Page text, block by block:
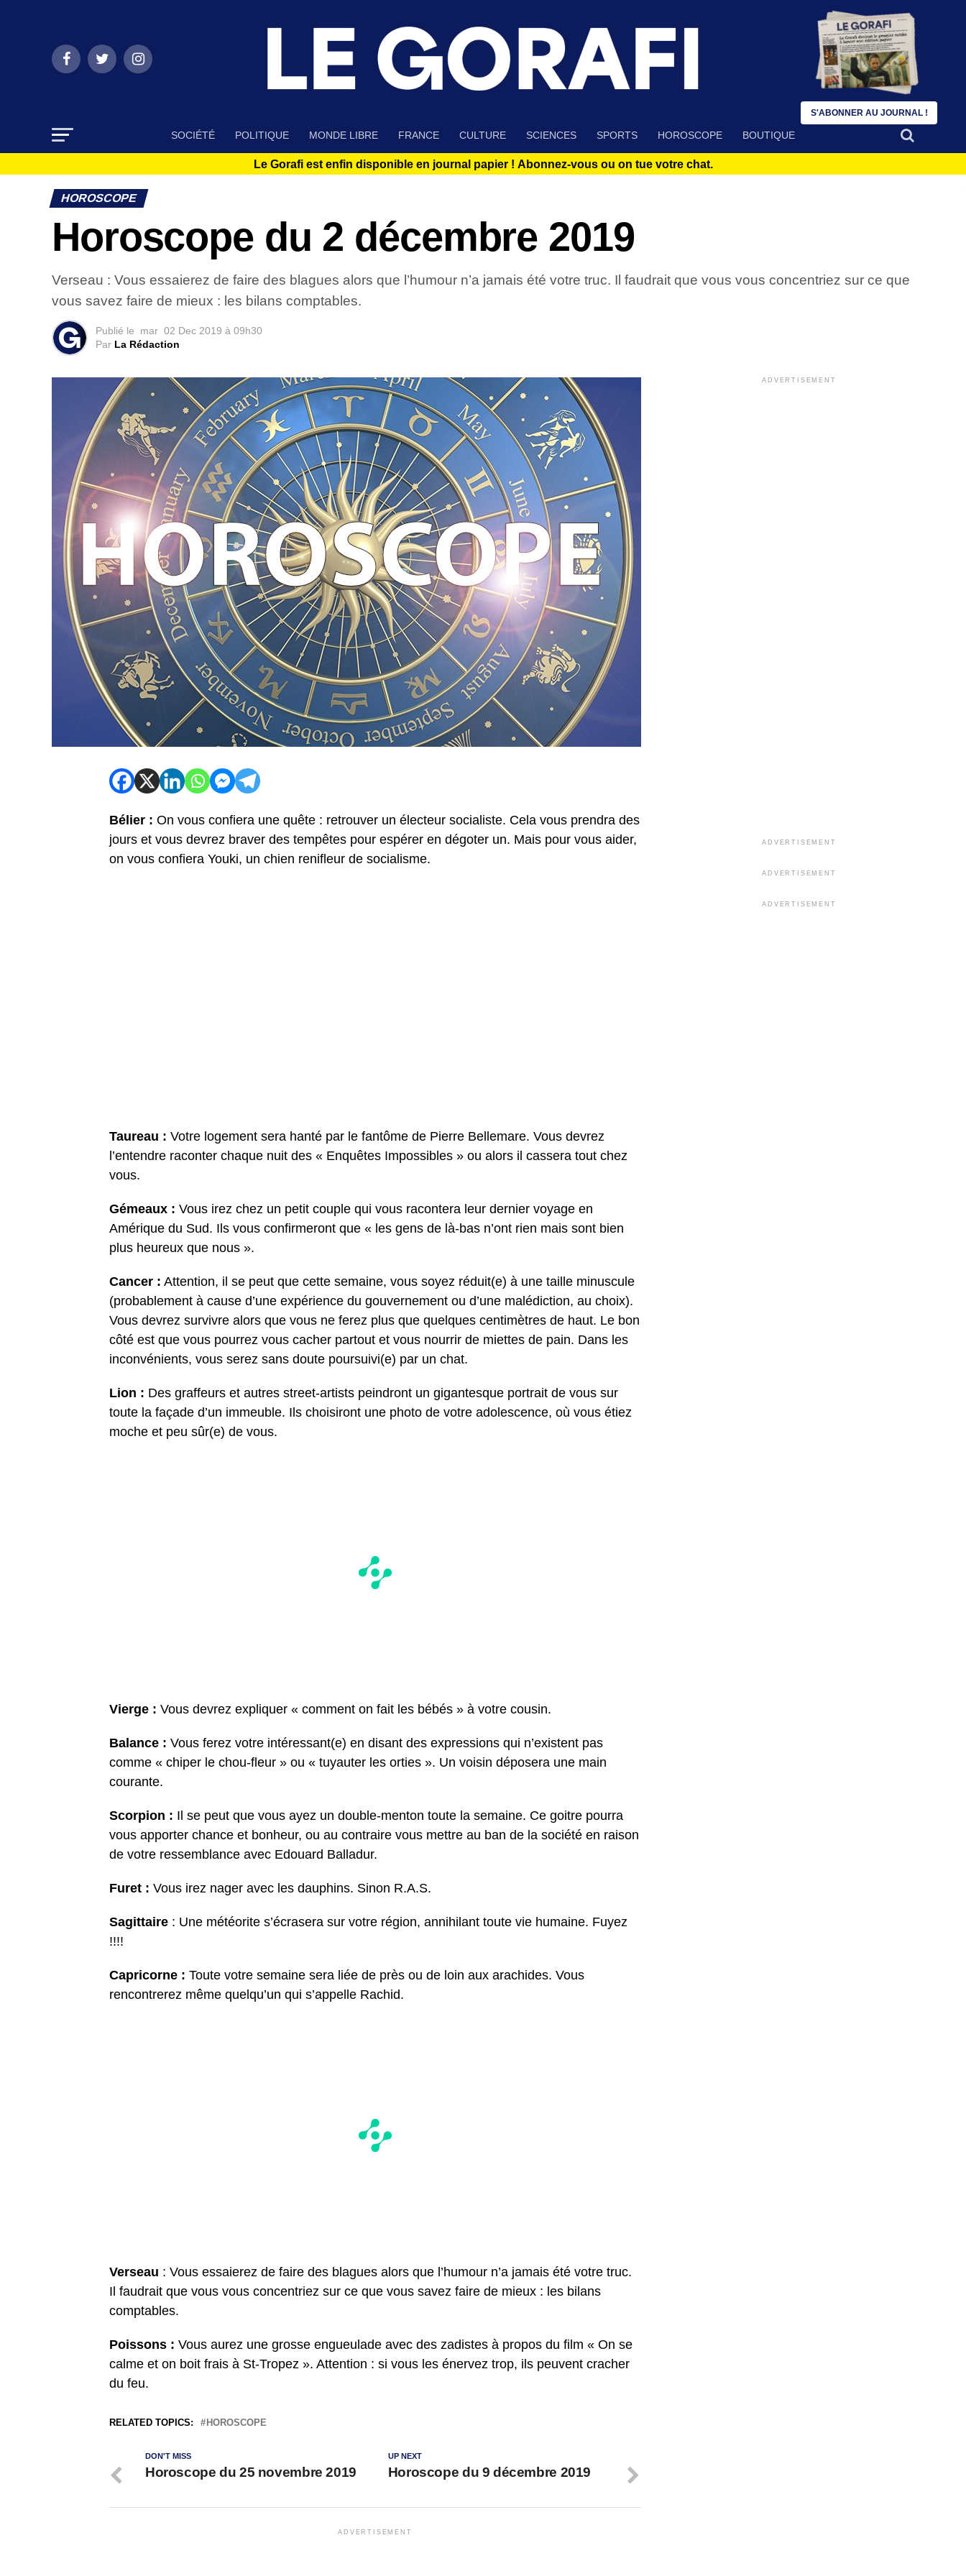
SOCIÉTÉ POLITIQUE MONDE LIBRE FRANCE CULTURE SCIENCES SPORTS HOROSCOPE BOUTIQUE
Le Gorafi est enfin disponible en journal papier ! Abonnez-vous ou on tue votre chat.
HOROSCOPE
Horoscope du 2 décembre 2019
Verseau : Vous essaierez de faire des blagues alors que l’humour n’a jamais été votre truc. Il faudrait que vous vous concentriez sur ce que
vous savez faire de mieux : les bilans comptables.
Publié le mar 02 Dec 2019 à 09h30
Par La Rédaction
Bélier : On vous confiera une quête : retrouver un électeur socialiste. Cela vous prendra des
jours et vous devrez braver des tempêtes pour espérer en dégoter un. Mais pour vous aider,
on vous confiera Youki, un chien renifleur de socialisme.
Taureau : Votre logement sera hanté par le fantôme de Pierre Bellemare. Vous devrez
l’entendre raconter chaque nuit des « Enquêtes Impossibles » ou alors il cassera tout chez
vous.
Gémeaux : Vous irez chez un petit couple qui vous racontera leur dernier voyage en
Amérique du Sud. Ils vous confirmeront que « les gens de là-bas n’ont rien mais sont bien
plus heureux que nous ».
Cancer : Attention, il se peut que cette semaine, vous soyez réduit(e) à une taille minuscule
(probablement à cause d’une expérience du gouvernement ou d’une malédiction, au choix).
Vous devrez survivre alors que vous ne ferez plus que quelques centimètres de haut. Le bon
côté est que vous pourrez vous cacher partout et vous nourrir de miettes de pain. Dans les
inconvénients, vous serez sans doute poursuivi(e) par un chat.
Lion : Des graffeurs et autres street-artists peindront un gigantesque portrait de vous sur
toute la façade d’un immeuble. Ils choisiront une photo de votre adolescence, où vous étiez
moche et peu sûr(e) de vous.
Vierge : Vous devrez expliquer « comment on fait les bébés » à votre cousin.
Balance : Vous ferez votre intéressant(e) en disant des expressions qui n’existent pas
comme « chiper le chou-fleur » ou « tuyauter les orties ». Un voisin déposera une main
courante.
Scorpion : Il se peut que vous ayez un double-menton toute la semaine. Ce goitre pourra
vous apporter chance et bonheur, ou au contraire vous mettre au ban de la société en raison
de votre ressemblance avec Edouard Balladur.
Furet : Vous irez nager avec les dauphins. Sinon R.A.S.
Sagittaire : Une météorite s’écrasera sur votre région, annihilant toute vie humaine. Fuyez
!!!!
Capricorne : Toute votre semaine sera liée de près ou de loin aux arachides. Vous
rencontrerez même quelqu’un qui s’appelle Rachid.
Verseau : Vous essaierez de faire des blagues alors que l’humour n’a jamais été votre truc.
Il faudrait que vous vous concentriez sur ce que vous savez faire de mieux : les bilans
comptables.
Poissons : Vous aurez une grosse engueulade avec des zadistes à propos du film « On se
calme et on boit frais à St-Tropez ». Attention : si vous les énervez trop, ils peuvent cracher
du feu.
RELATED TOPICS: HOROSCOPE
UP NEXT
Horoscope du 9 décembre 2019
DON'T MISS
Horoscope du 25 novembre 2019
ADVERTISEMENT
ADVERTISEMENT
ADVERTISEMENT
ADVERTISEMENT
ADVERTISEMENT
S'ABONNER AU JOURNAL !